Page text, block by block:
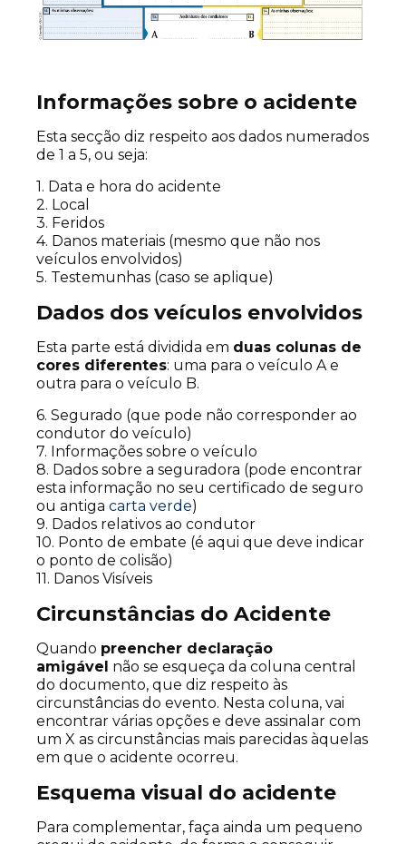
Informações sobre o acidente
Esta secção diz respeito aos dados numerados
de 1 a 5, ou seja:
1. Data e hora do acidente
2. Local
3. Feridos
4. Danos materiais (mesmo que não nos
veículos envolvidos)
5. Testemunhas (caso se aplique)
Dados dos veículos envolvidos
Esta parte está dividida em duas colunas de
cores diferentes: uma para o veículo A e
outra para o veículo B.
6. Segurado (que pode não corresponder ao
condutor do veículo)
7. Informações sobre o veículo
8. Dados sobre a seguradora (pode encontrar
esta informação no seu certificado de seguro
ou antiga carta verde)
9. Dados relativos ao condutor
10. Ponto de embate (é aqui que deve indicar
o ponto de colisão)
11. Danos Visíveis
Circunstâncias do Acidente
Quando preencher declaração
amigável não se esqueça da coluna central
do documento, que diz respeito às
circunstâncias do evento. Nesta coluna, vai
encontrar várias opções e deve assinalar com
um X as circunstâncias mais parecidas àquelas
em que o acidente ocorreu.
Esquema visual do acidente
Para complementar, faça ainda um pequeno